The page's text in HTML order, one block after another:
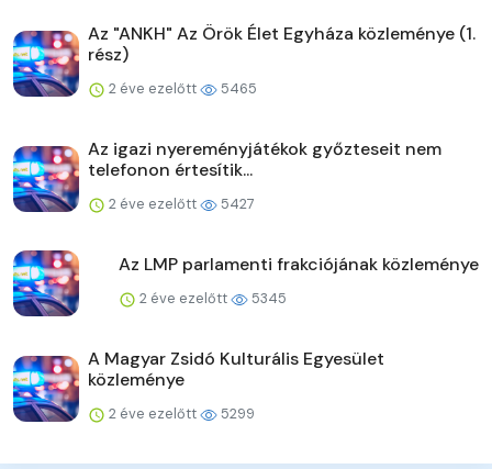
Az "ANKH" Az Örök Élet Egyháza közleménye (1.
rész)
2 éve ezelőtt 5465
Az igazi nyereményjátékok győzteseit nem
telefonon értesítik...
2 éve ezelőtt 5427
Az LMP parlamenti frakciójának közleménye
2 éve ezelőtt 5345
A Magyar Zsidó Kulturális Egyesület
közleménye
2 éve ezelőtt 5299